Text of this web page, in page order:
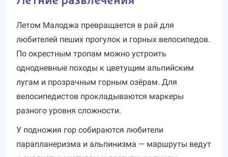
Летом Малоджа превращается в рай для
любителей пеших прогулок и горных велосипедов.
По окрестным тропам можно устроить
однодневные походы к цветущим альпийским
лугам и прозрачным горным озёрам. Для
велосипедистов прокладываются маркеры
разного уровня сложности.
У подножия гор собираются любители
парапланеризма и альпинизма — маршруты ведут